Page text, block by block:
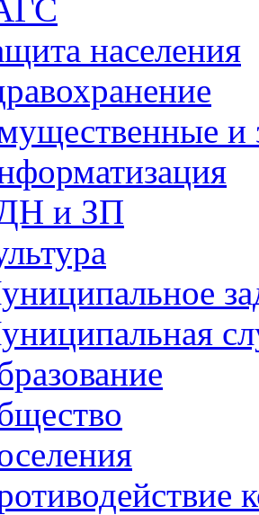
населения
и
и ЗП